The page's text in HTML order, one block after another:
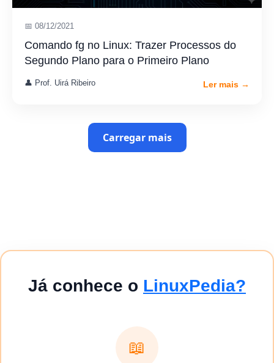
📅 08/12/2021
Comando fg no Linux: Trazer Processos do
Segundo Plano para o Primeiro Plano
👤 Prof. Uirá Ribeiro Ler mais →
Carregar mais
Já conhece o LinuxPedia?
📖